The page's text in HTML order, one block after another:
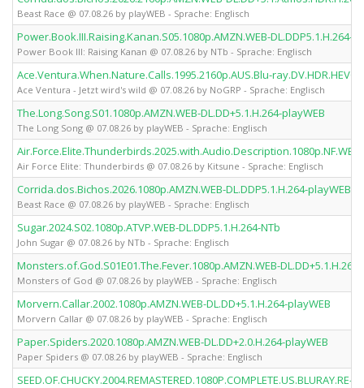
Beast Race @ 07.08.26 by playWEB - Sprache: Englisch
Power.Book.III.Raising.Kanan.S05.1080p.AMZN.WEB-DL.DDP5.1.H.264-
Power Book III: Raising Kanan @ 07.08.26 by NTb - Sprache: Englisch
Ace.Ventura.When.Nature.Calls.1995.2160p.AUS.Blu-
Ace Ventura - Jetzt wird's wild @ 07.08.26 by NoGRP - Sprache: Englisch
The.Long.Song.S01.1080p.AMZN.WEB-DL.DD+5.1.H.264-playWEB
The Long Song @ 07.08.26 by playWEB - Sprache: Englisch
Air Force Elite: Thunderbirds @ 07.08.26 by Kitsune - Sprache: Englisch
Corrida.dos.Bichos.2026.1080p.AMZN.WEB-DL.DDP5.1.H.264-playWEB
Beast Race @ 07.08.26 by playWEB - Sprache: Englisch
Sugar.2024.S02.1080p.ATVP.WEB-DL.DDP5.1.H.264-NTb
John Sugar @ 07.08.26 by NTb - Sprache: Englisch
Monsters.of.God.S01E01.The.Fever.1080p.AMZN.WEB-
Monsters of God @ 07.08.26 by playWEB - Sprache: Englisch
Morvern.Callar.2002.1080p.AMZN.WEB-DL.DD+5.1.H.264-playWEB
Morvern Callar @ 07.08.26 by playWEB - Sprache: Englisch
Paper.Spiders.2020.1080p.AMZN.WEB-DL.DD+2.0.H.264-playWEB
Paper Spiders @ 07.08.26 by playWEB - Sprache: Englisch
SEED.OF.CHUCKY.2004.REMASTERED.1080P.COMPLETE.US.BLURAY.RE-